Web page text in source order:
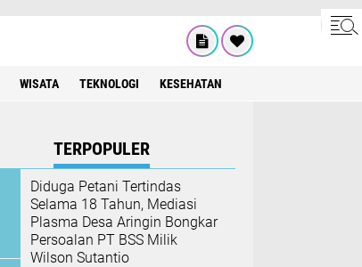
WISATA TEKNOLOGI KESEHATAN
TERPOPULER
Diduga Petani Tertindas
Selama 18 Tahun, Mediasi
Plasma Desa Aringin Bongkar
Persoalan PT BSS Milik
Wilson Sutantio